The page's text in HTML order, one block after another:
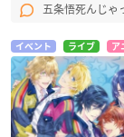
五条悟死んじ
イベント ライブ ア